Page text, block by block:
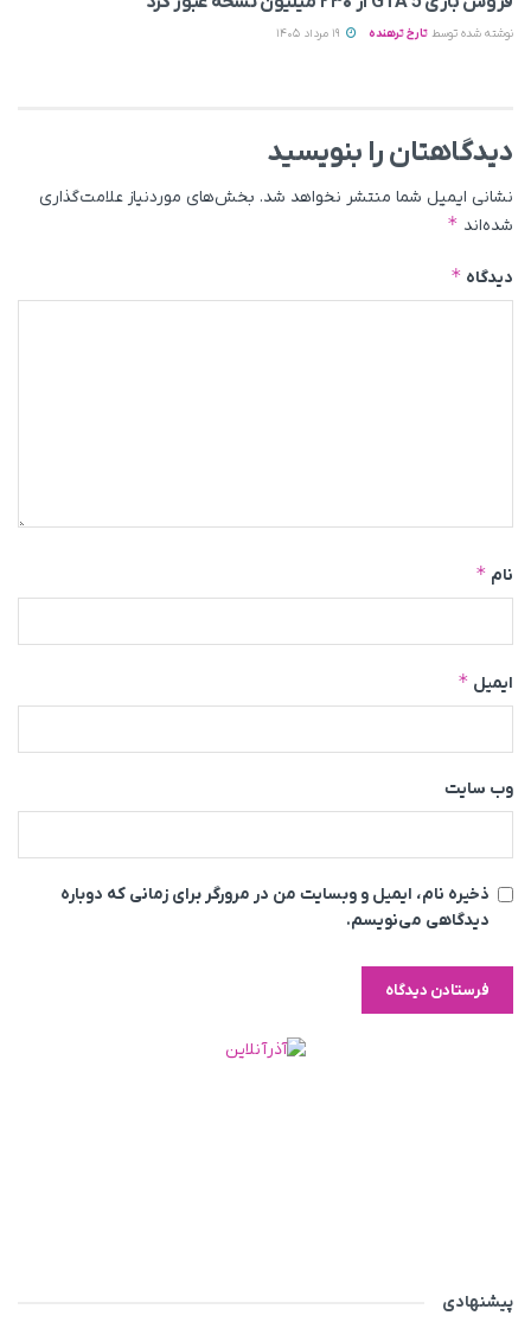
نوشته شده توسط تارخ ترهنده
دیدگاهتان را بنویسید
نشانی ایمیل شما منتشر نخواهد شد. بخش‌های موردنیاز علامت‌گذاری
شده‌اند *
دیدگاه *
نام *
ایمیل *
وب‌ سایت
ذخیره نام، ایمیل و وبسایت من در مرورگر برای زمانی که دوباره
دیدگاهی می‌نویسم.
پیشنهادی